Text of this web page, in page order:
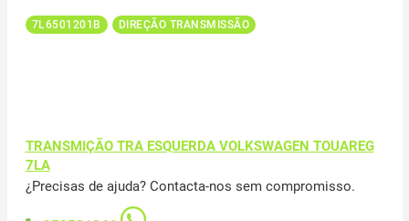
7L6501201B DIREÇÃO TRANSMISSÃO
TRANSMIÇÃO TRA ESQUERDA VOLKSWAGEN TOUAREG
7LA
¿Precisas de ajuda? Contacta-nos sem compromisso.